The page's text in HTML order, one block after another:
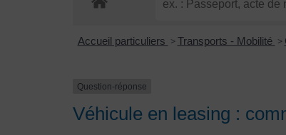
Accueil particuliers > Transports - Mobilité >
Question-réponse
Véhicule en leasing :